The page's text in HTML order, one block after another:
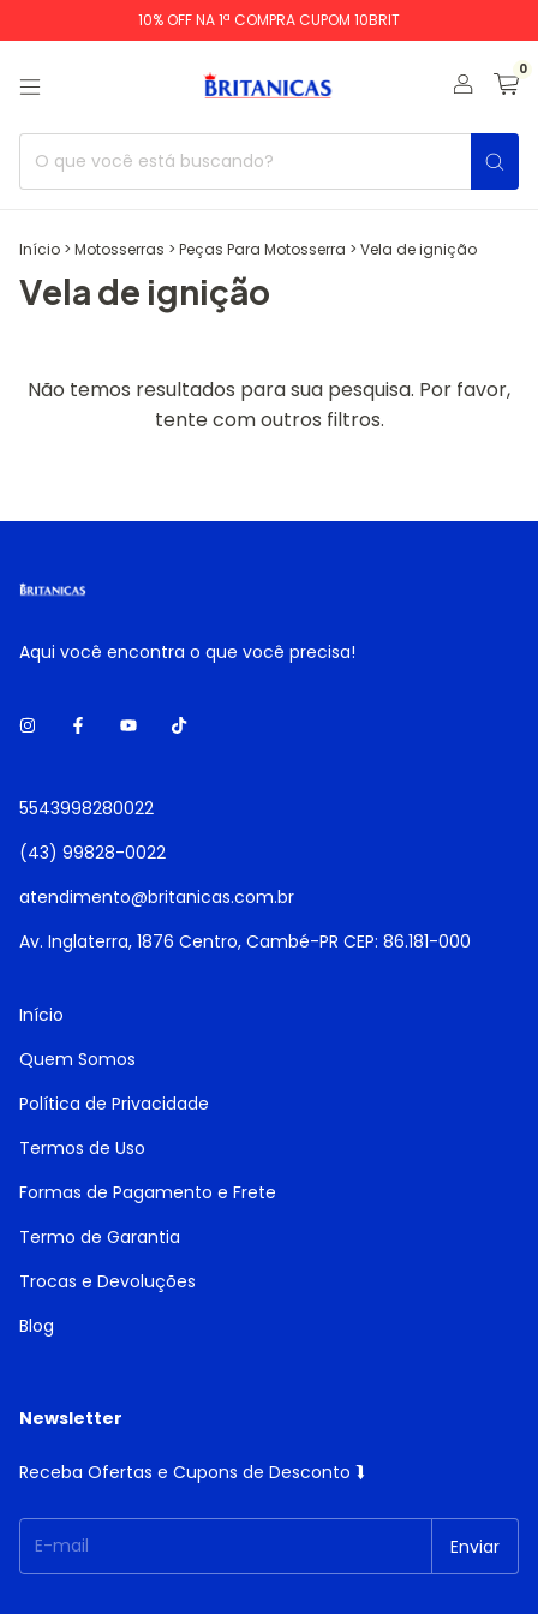
10% OFF NA 1ª COMPRA CUPOM 10BRIT
0
Início > Motosserras > Peças Para Motosserra > Vela de ignição
Vela de ignição
Não temos resultados para sua pesquisa. Por favor,
tente com outros filtros.
Aqui você encontra o que você precisa!
5543998280022
(43) 99828-0022
atendimento@britanicas.com.br
Av. Inglaterra, 1876 Centro, Cambé-PR CEP: 86.181-000
Início
Quem Somos
Política de Privacidade
Termos de Uso
Formas de Pagamento e Frete
Termo de Garantia
Trocas e Devoluções
Blog
Newsletter
Receba Ofertas e Cupons de Desconto ⮯